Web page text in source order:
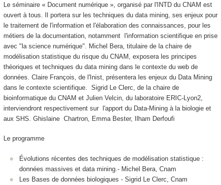
Le séminaire « Document numérique », organisé par l'INTD du CNAM est
ouvert à tous. Il portera sur les techniques du data mining, ses enjeux pour
le traitement de l'information et l'élaboration des connaissances, pour les
métiers de la documentation, notamment l'information scientifique en prise
avec "la science numérique". Michel Bera, titulaire de la chaire de
modélisation statistique du risque du CNAM, exposera les principes
théoriques et techniques du data mining dans le contexte du web de
données. Claire François, de l'Inist, présentera les enjeux du Data Mining
dans le contexte scientifique. Sigrid Le Clerc, de la chaire de
bioinformatique du CNAM et Julien Velcin, du laboratoire ERIC-Lyon2,
interviendront respectivement sur l'apport du Data-Mining à la biologie et
aux SHS. Ghislaine Chartron, Emma Bester, Ilham Derfoufi
Le programme
Évolutions récentes des techniques de modélisation statistique :
données massives et data mining.- Michel Bera, Cnam
Les Bases de données biologiques - Sigrid Le Clerc, Cnam